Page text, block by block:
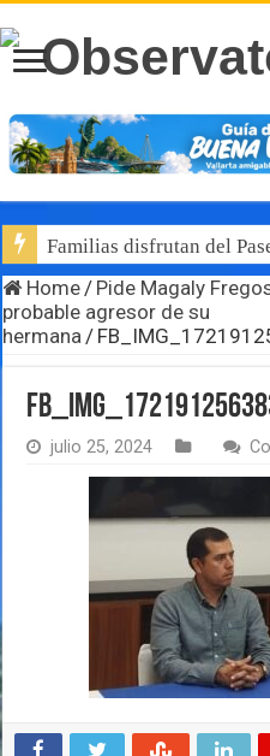
Familias disfrutan del
Home/ Pide Magaly
probable agresor de su
hermana/
julio 25, 2024